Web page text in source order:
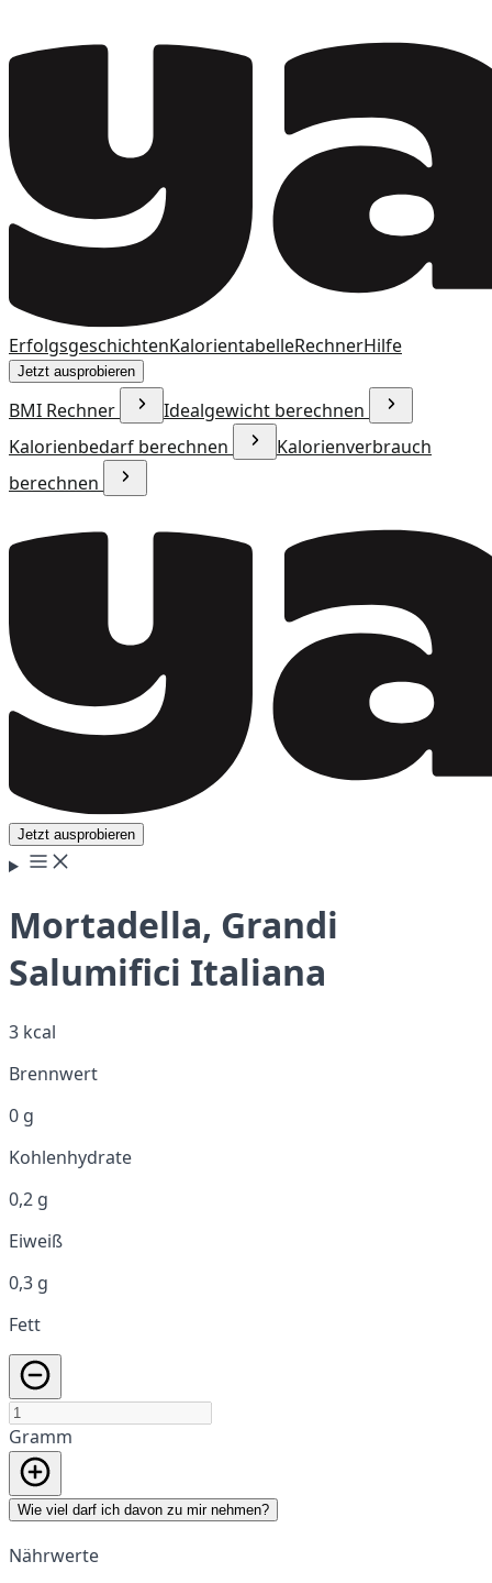
ErfolgsgeschichtenKalorientabelleRechnerHilfe
Jetzt ausprobieren
BMI Rechner
Idealgewicht berechnen
Kalorienbedarf berechnen
Kalorienverbrauch
berechnen
Jetzt ausprobieren
Mortadella, Grandi
Salumifici Italiana
3 kcal
Brennwert
0 g
Kohlenhydrate
0,2 g
Eiweiß
0,3 g
Fett
Gramm
Wie viel darf ich davon zu mir nehmen?
Nährwerte